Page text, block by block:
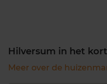
Hilversum in het kort
Meer over de